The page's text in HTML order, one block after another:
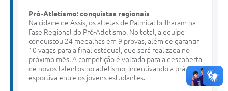
Pró-Atletismo: conquistas regionais
Na cidade de Assis, os atletas de Palmital brilharam na
Fase Regional do Pró-Atletismo. No total, a equipe
conquistou 24 medalhas em 9 provas, além de garantir
10 vagas para a final estadual, que será realizada no
próximo mês. A competição é voltada para a descoberta
de novos talentos no atletismo, incentivando a prática
esportiva entre os jovens estudantes.